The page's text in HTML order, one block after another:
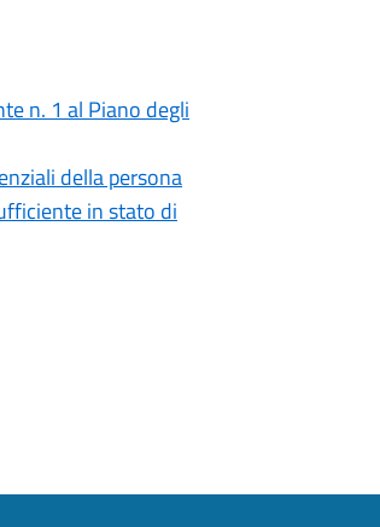
n. 1 al Piano degli
della persona
in stato di